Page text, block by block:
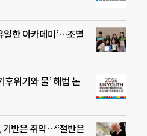
일한 아카데미’…조별
후위기와 물’ 해법 논
기반은 취약…“절반은